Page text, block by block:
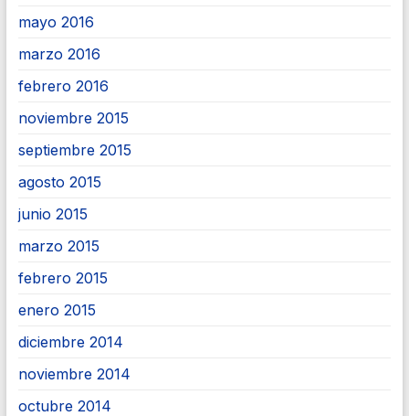
mayo 2016
marzo 2016
febrero 2016
noviembre 2015
septiembre 2015
agosto 2015
junio 2015
marzo 2015
febrero 2015
enero 2015
diciembre 2014
noviembre 2014
octubre 2014